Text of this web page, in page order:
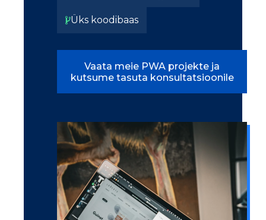
Üks koodibaas
Vaata meie PWA projekte ja
kutsume tasuta konsultatsioonile